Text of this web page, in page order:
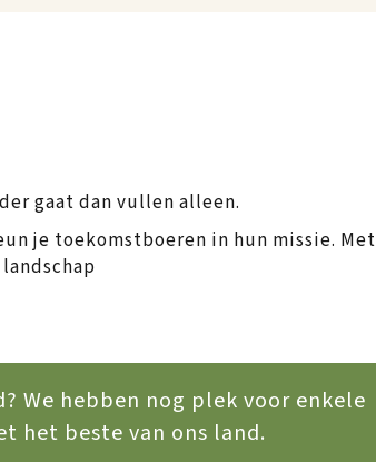
gaat dan vullen alleen.
je toekomstboeren in hun missie. Met
We hebben nog plek voor enkele
het beste van ons land.